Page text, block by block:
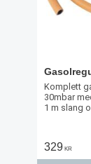
Komplett
30mbar
1 m slang
329 KR